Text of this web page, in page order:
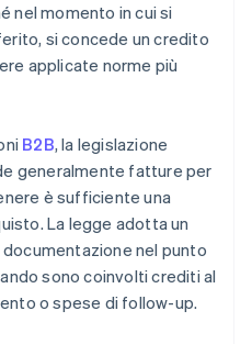
nel momento in cui si
si concede un credito
applicate norme più
B2B, la legislazione
generalmente fatture per
è sufficiente una
La legge adotta un
nel punto
sono coinvolti crediti al
o spese di follow-up.